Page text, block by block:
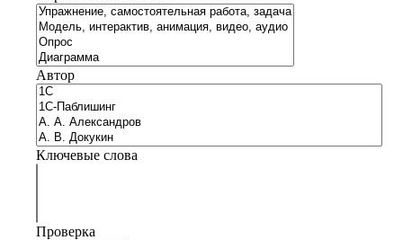
Автор
Ключевые слова
Проверка